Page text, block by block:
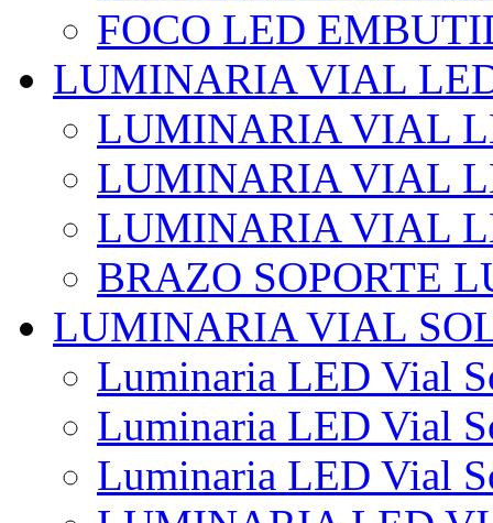
FOCO LED
LUMINARIA VIAL
LUMINARIA VIAL
LUMINARIA VIAL
LUMINARIA VIAL
BRAZO SOPORTE
LUMINARIA VIAL
Luminaria LED Vial
Luminaria LED Vial
Luminaria LED Vial